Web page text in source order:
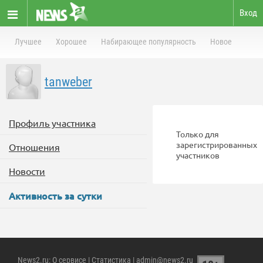
Вход
Лучшее Хорошее Набирающее популярность Новое
tanweber
Профиль участника
Отношения
Новости
Активность за сутки
Только для
зарегистрированных
участников
News2.ru: О сервисе | Статистика | admin@news2.ru